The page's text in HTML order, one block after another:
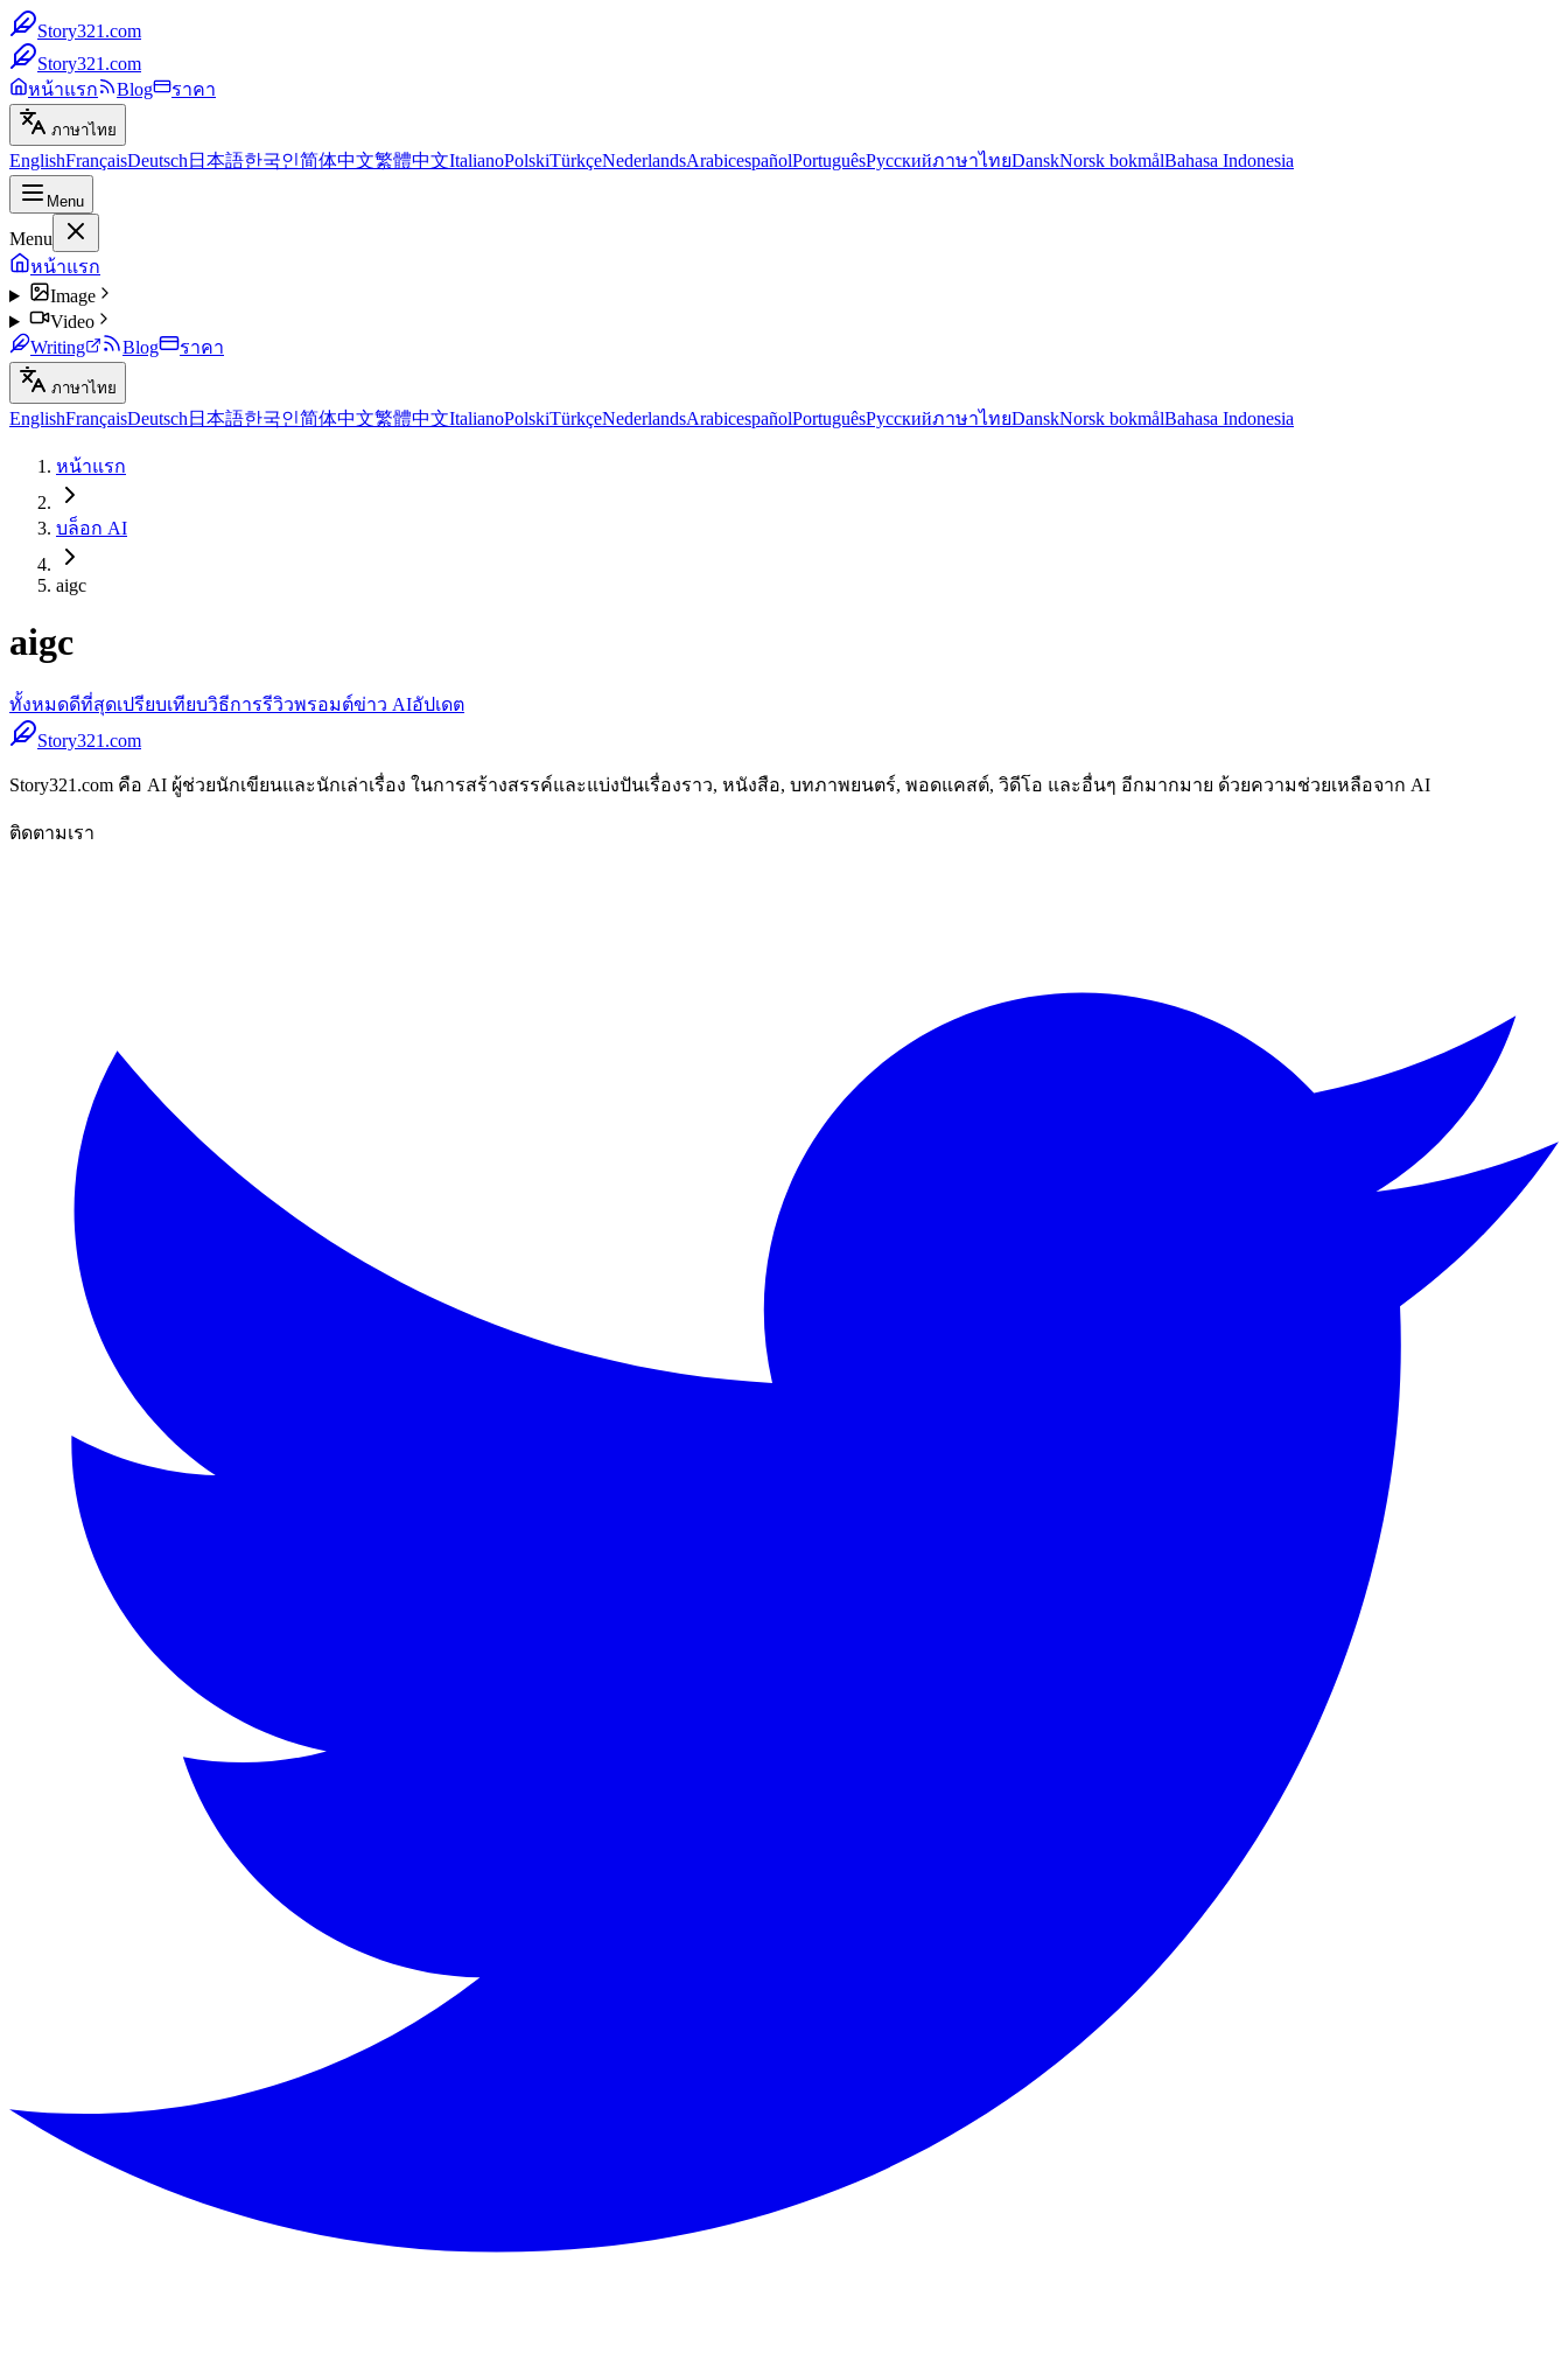
Story321.com
Story321.com
หน้าแรก
Blog ราคา
ภาษาไทย
EnglishFrançaisDeutsch 日本語한국인简体中文繁體中文ItalianoPolskiTürkçeNederlandsArabicespañolPortuguêsРусскийภาษาไทยDanskNorsk bokmålBahasa Indonesia
Menu
Menu
หน้าแรก
Image
Video
Writing
Blog ราคา
ภาษาไทย
EnglishFrançaisDeutsch 日本語한국인简体中文繁體中文ItalianoPolskiTürkçeNederlandsArabicespañolPortuguêsРусскийภาษาไทยDanskNorsk bokmålBahasa Indonesia
หน้าแรก
บล็อก AI
aigc
aigc
ทั้งหมดดีที่สุดเปรียบเทียบวิธีการรีวิวพรอมต์ข่าว AIอัปเดต
Story321.com
Story321.com คือ AI ผู้ช่วยนักเขียนและนักเล่าเรื่อง ในการสร้างสรรค์และแบ่งปันเรื่องราว, หนังสือ, บทภาพยนตร์, พอดแคสต์, วิดีโอ และอื่นๆ อีกมากมาย ด้วยความช่วยเหลือจาก AI
ติดตามเรา